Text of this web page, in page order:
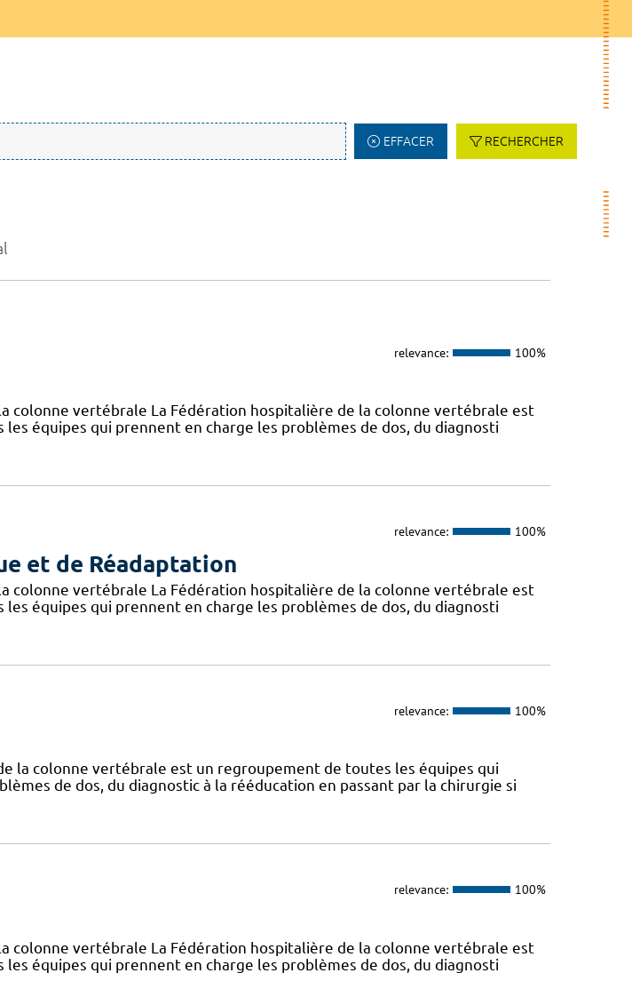
EFFACER RECHERCHER
relevance: 100%
colonne vertébrale La Fédération hospitalière de la colonne vertébrale est
équipes qui prennent en charge les problèmes de dos, du diagnosti
relevance: 100%
et de Réadaptation
colonne vertébrale La Fédération hospitalière de la colonne vertébrale est
équipes qui prennent en charge les problèmes de dos, du diagnosti
relevance: 100%
la colonne vertébrale est un regroupement de toutes les équipes qui
de dos, du diagnostic à la rééducation en passant par la chirurgie si
relevance: 100%
colonne vertébrale La Fédération hospitalière de la colonne vertébrale est
équipes qui prennent en charge les problèmes de dos, du diagnosti